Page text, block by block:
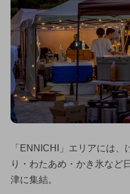
「ENNICHI」エリアには
り・わたあめ・かき氷など
津に集結。